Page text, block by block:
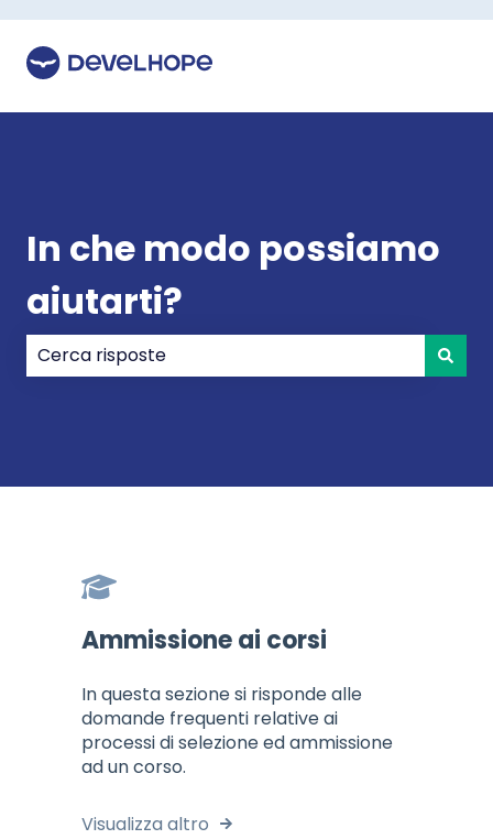
In che modo possiamo
aiutarti?
Ammissione ai corsi
In questa sezione si risponde alle
domande frequenti relative ai
processi di selezione ed ammissione
ad un corso.
Visualizza altro